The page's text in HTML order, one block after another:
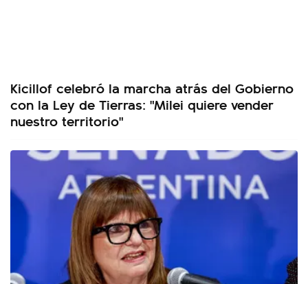
Kicillof celebró la marcha atrás del Gobierno
con la Ley de Tierras: "Milei quiere vender
nuestro territorio"